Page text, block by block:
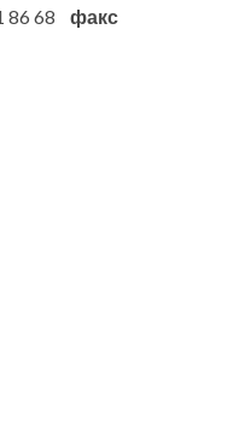
86 68 факс